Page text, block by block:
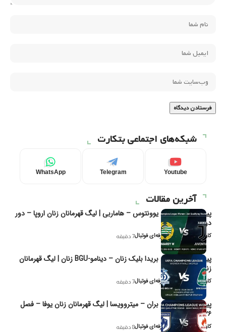
شبکه‌های اجتماعی بتکارت
Youtube
Telegram
WhatsApp
آخرین مقالات
پیش‌بینی و تحلیل یوونتوس – هاماربی | لیگ قهرمانان زنان اروپا – دور
دوم مرحله
کاوه نیک‌فر، تحلیل‌گر حرفه‌ای فوتبال7 دقیقه
پیش‌بینی و تحلیل بریدا بلیک زنان – دینامو-BGU زنان | لیگ قهرمانان
زنان یوفا
کاوه نیک‌فر، تحلیل‌گر حرفه‌ای فوتبال7 دقیقه
پیش‌بینی و تحلیل بران – میتروویسا | لیگ قهرمانان زنان یوفا – فصل
۲۰۲۶
کاوه نیک‌فر، تحلیل‌گر حرفه‌ای فوتبال8 دقیقه